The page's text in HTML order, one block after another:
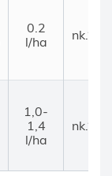
0.2
l/ha
nk.*
1,0-
1,4
l/ha
nk.*